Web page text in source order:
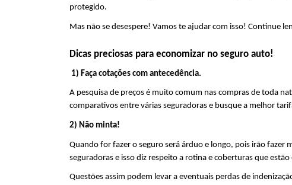
protegido.
Mas não se desespere! Vamos te ajudar com isso! Continue
Dicas preciosas para economizar no seguro auto!
1) Faça cotações com antecedência.
A pesquisa de preços é muito comum nas compras de toda
comparativos entre várias seguradoras e busque a melhor
2) Não minta!
Quando for fazer o seguro será árduo e longo, pois irão fazer
seguradoras e isso diz respeito a rotina e coberturas que
Questões assim podem levar a eventuais perdas de